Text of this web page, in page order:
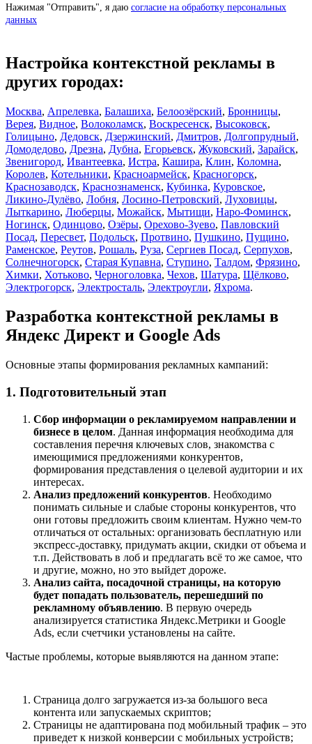
Нажимая "Отправить", я даю согласие на обработку персональных
данных
Настройка контекстной рекламы в
других городах:
Москва, Апрелевка, Балашиха, Белоозёрский, Бронницы,
Верея, Видное, Волоколамск, Воскресенск, Высоковск,
Голицыно, Дедовск, Дзержинский, Дмитров, Долгопрудный,
Домодедово, Дрезна, Дубна, Егорьевск, Жуковский, Зарайск,
Звенигород, Ивантеевка, Истра, Кашира, Клин, Коломна,
Королев, Котельники, Красноармейск, Красногорск,
Краснозаводск, Краснознаменск, Кубинка, Куровское,
Ликино-Дулёво, Лобня, Лосино-Петровский, Луховицы,
Лыткарино, Люберцы, Можайск, Мытищи, Наро-Фоминск,
Ногинск, Одинцово, Озёры, Орехово-Зуево, Павловский
Посад, Пересвет, Подольск, Протвино, Пушкино, Пущино,
Раменское, Реутов, Рошаль, Руза, Сергиев Посад, Серпухов,
Солнечногорск, Старая Купавна, Ступино, Талдом, Фрязино,
Химки, Хотьково, Черноголовка, Чехов, Шатура, Щёлково,
Электрогорск, Электросталь, Электроугли, Яхрома.
Разработка контекстной рекламы в
Яндекс Директ и Google Ads
Основные этапы формирования рекламных кампаний:
1. Подготовительный этап
Cбор информации о рекламируемом направлении и
бизнесе в целом. Данная информация необходима для
составления перечня ключевых слов, знакомства с
имеющимися предложениями конкурентов,
формирования представления о целевой аудитории и их
интересах.
Анализ предложений конкурентов. Необходимо
понимать сильные и слабые стороны конкурентов, что
они готовы предложить своим клиентам. Нужно чем-то
отличаться от остальных: организовать бесплатную или
экспресс-доставку, придумать акции, скидки от объема и
т.п. Действовать в лоб и предлагать всё то же самое, что
и другие, можно, но это выйдет дороже.
Анализ сайта, посадочной страницы, на которую
будет попадать пользователь, перешедший по
рекламному объявлению. В первую очередь
анализируется статистика Яндекс.Метрики и Google
Ads, если счетчики установлены на сайте.
Частые проблемы, которые выявляются на данном этапе:
Страница долго загружается из-за большого веса
контента или запускаемых скриптов;
Страницы не адаптирована под мобильный трафик – это
приведет к низкой конверсии с мобильных устройств;